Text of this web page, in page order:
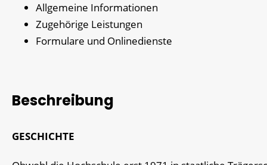
Allgemeine Informationen
Zugehörige Leistungen
Formulare und Onlinedienste
Beschreibung
GESCHICHTE